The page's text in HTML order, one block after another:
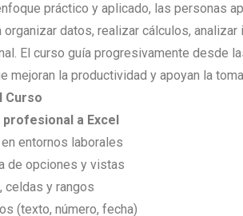
práctico y aplicado, las personas
organizar datos, realizar cálculos,
El curso guía progresivamente desde
mejoran la productividad y apoyan la
Curso
a Excel
entornos laborales
de opciones y vistas
celdas y rangos
(texto, número, fecha)